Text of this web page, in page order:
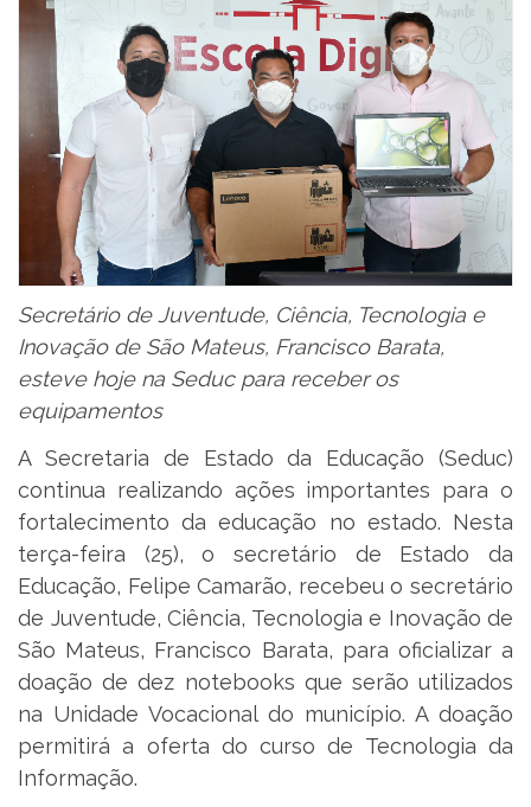
Secretário de Juventude, Ciência, Tecnologia e
Inovação de São Mateus, Francisco Barata,
esteve hoje na Seduc para receber os
equipamentos
A Secretaria de Estado da Educação (Seduc)
continua realizando ações importantes para o
fortalecimento da educação no estado. Nesta
terça-feira (25), o secretário de Estado da
Educação, Felipe Camarão, recebeu o secretário
de Juventude, Ciência, Tecnologia e Inovação de
São Mateus, Francisco Barata, para oficializar a
doação de dez notebooks que serão utilizados
na Unidade Vocacional do município. A doação
permitirá a oferta do curso de Tecnologia da
Informação.